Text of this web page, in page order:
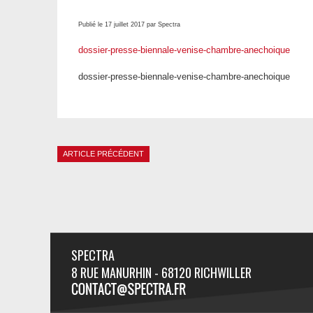
Publié le 17 juillet 2017 par Spectra
dossier-presse-biennale-venise-chambre-anechoique
dossier-presse-biennale-venise-chambre-anechoique
ARTICLE PRÉCÉDENT
SPECTRA
8 RUE MANURHIN - 68120 RICHWILLER